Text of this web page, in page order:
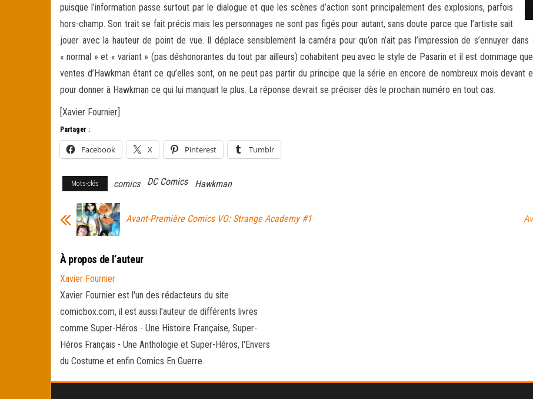
puisque l’information passe surtout par le dialogue et que les scènes d’action sont principalement des explosions, parfois
hors-champ. Son trait se fait précis mais les personnages ne sont pas figés pour autant, sans doute parce que l’artiste sait
jouer avec la hauteur de point de vue. Il déplace sensiblement la caméra pour qu’on n’ait pas l’impression de s’ennuyer
« normal » et « variant » (pas déshonorantes du tout par ailleurs) cohabitent peu avec le style de Pasarin et il est dommage
ventes d’Hawkman étant ce qu’elles sont, on ne peut pas partir du principe que la série en encore de nombreux mois devant
pour donner à Hawkman ce qui lui manquait le plus. La réponse devrait se préciser dès le prochain numéro en tout cas.
[Xavier Fournier]
Partager :
Facebook X Pinterest Tumblr
Mots-clés comics DC Comics Hawkman
Avant-Première Comics VO: Strange Academy #1
À propos de l’auteur
Xavier Fournier
Xavier Fournier est l'un des rédacteurs du site
comicbox.com, il est aussi l'auteur de différents livres
comme Super-Héros - Une Histoire Française, Super-
Héros Français - Une Anthologie et Super-Héros, l'Envers
du Costume et enfin Comics En Guerre.